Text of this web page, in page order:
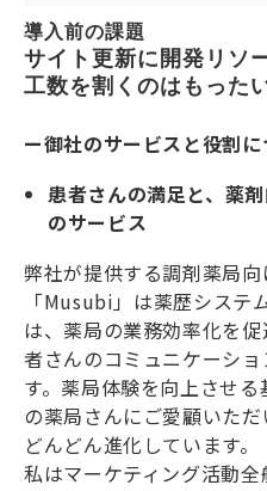
導入前の課題
サイト更新に開発リソ
工数を割くのはもった
ー御社のサービスと役割
患者さんの満足と、薬
のサービス
弊社が提供する調剤薬局
「Musubi」は薬歴システ
は、薬局の業務効率化を
者さんのコミュニケーシ
す。薬局体験を向上させ
の薬局さんにご愛顧いた
どんどん進化しています。
私はマーケティング活動